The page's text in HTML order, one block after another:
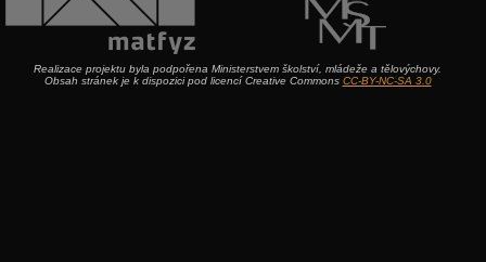
Realizace projektu byla podpořena Ministerstvem školství, mládeže a tělovýchovy.
Obsah stránek je k dispozici pod licencí Creative Commons CC-BY-NC-SA 3.0